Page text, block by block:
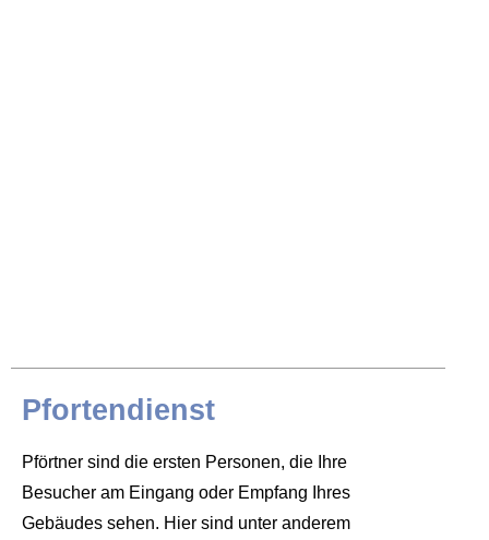
Pfortendienst
Pförtner sind die ersten Personen, die Ihre
Besucher am Eingang oder Empfang Ihres
Gebäudes sehen. Hier sind unter anderem